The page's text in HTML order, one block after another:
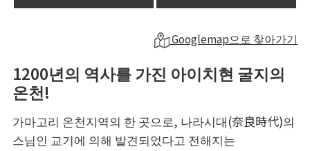
Googlemap으로 찾아가기
1200년의 역사를 가진 아이치현 굴지의
온천!
가마고리 온천지역의 한 곳으로, 나라시대(奈良時代)의
스님인 교기에 의해 발견되었다고 전해지는